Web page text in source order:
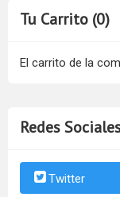
Tu Carrito (0)
El carrito de la
Redes
Twitter